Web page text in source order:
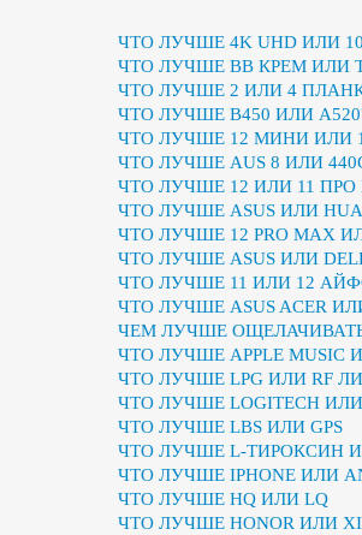
ЧТО ЛУЧШЕ 4K UHD ИЛИ
ЧТО ЛУЧШЕ BB КРЕМ ИЛИ
ЧТО ЛУЧШЕ 2 ИЛИ 4
ЧТО ЛУЧШЕ B450 ИЛИ
ЧТО ЛУЧШЕ 12 МИНИ ИЛИ
ЧТО ЛУЧШЕ AUS 8 ИЛИ
ЧТО ЛУЧШЕ 12 ИЛИ 11
ЧТО ЛУЧШЕ ASUS ИЛИ
ЧТО ЛУЧШЕ 12 PRO MAX
ЧТО ЛУЧШЕ ASUS ИЛИ
ЧТО ЛУЧШЕ 11 ИЛИ 12
ЧТО ЛУЧШЕ ASUS ACER
ЧЕМ ЛУЧШЕ
ЧТО ЛУЧШЕ APPLE MUSIC
ЧТО ЛУЧШЕ LPG ИЛИ RF
ЧТО ЛУЧШЕ LOGITECH ИЛИ
ЧТО ЛУЧШЕ LBS ИЛИ GPS
ЧТО ЛУЧШЕ L-ТИРОКСИН
ЧТО ЛУЧШЕ IPHONE ИЛИ
ЧТО ЛУЧШЕ HQ ИЛИ LQ
ЧТО ЛУЧШЕ HONOR ИЛИ